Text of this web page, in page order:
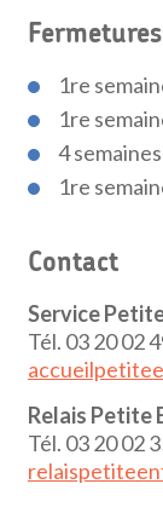
1re
1re
4
1re
Contact
Service
Tél. 03 20 02
Relais Petite
Tél. 03 20 02